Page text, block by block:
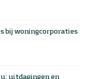
bij woningcorporaties
uitdagingen en